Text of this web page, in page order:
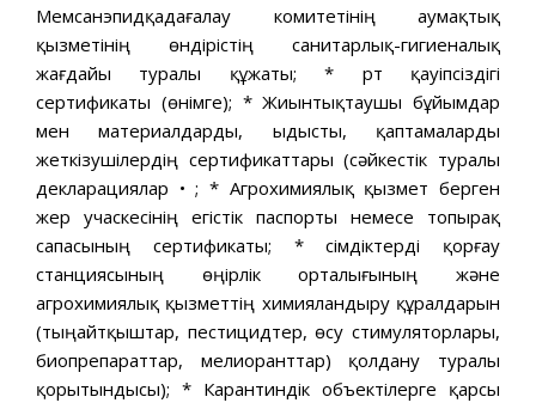
Мемсанэпидқадағалау комитетінің аумақтық
қызметінің өндірістің санитарлық-гигиеналық
жағдайы туралы құжаты; * Өрт қауіпсіздігі
сертификаты (өнімге); * Жиынтықтаушы бұйымдар
мен материалдарды, ыдысты, қаптамаларды
жеткізушілердің сертификаттары (сәйкестік туралы
декларациялар • ; * Агрохимиялық қызмет берген
жер учаскесінің егістік паспорты немесе топырақ
сапасының сертификаты; * Өсімдіктерді қорғау
станциясының өңірлік орталығының және
агрохимиялық қызметтің химияландыру құралдарын
(тыңайтқыштар, пестицидтер, өсу стимуляторлары,
биопрепараттар, мелиоранттар) қолдану туралы
қорытындысы); * Карантиндік объектілерге қарсы